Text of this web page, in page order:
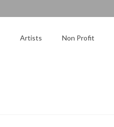
Artists Non Profit